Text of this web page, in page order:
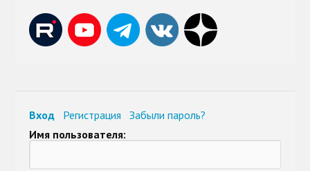
Вход Регистрация
Забыли пароль?
Имя пользователя: